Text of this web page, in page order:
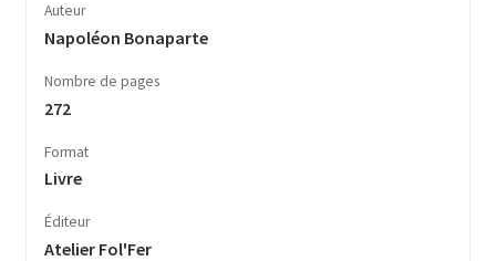
Auteur
Napoléon Bonaparte
Nombre de pages
272
Format
Livre
Éditeur
Atelier Fol'Fer